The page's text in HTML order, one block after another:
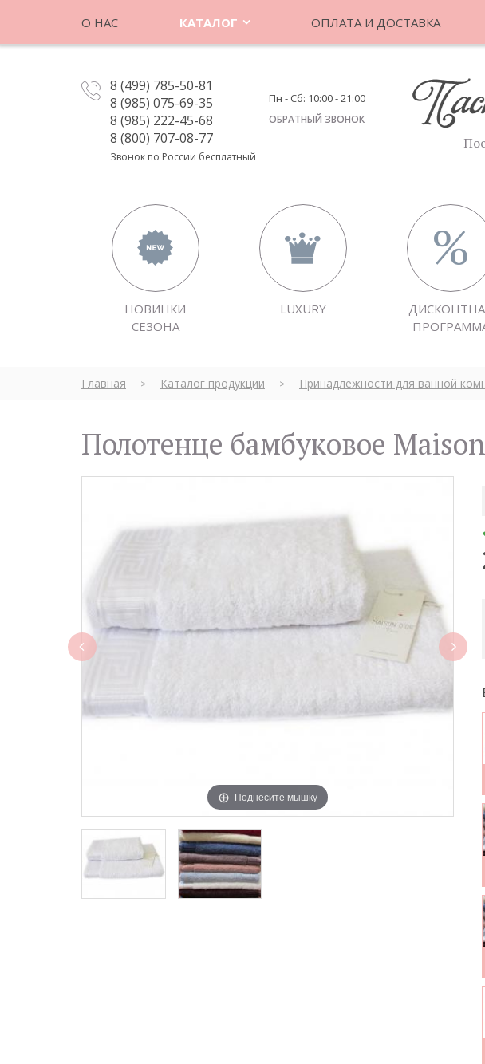
О НАС КАТАЛОГ ОПЛАТА И ДОСТАВКА
8 (499) 785-50-81
8 (985) 075-69-35
8 (985) 222-45-68
8 (800) 707-08-77
Звонок по России бесплатный
Пн - Сб: 10:00 - 21:00
ОБРАТНЫЙ ЗВОНОК
НОВИНКИ
СЕЗОНА
LUXURY
Главная > Каталог продукции > Принадлежности для ванной
Полотенце бамбуковое
Поднесите мышку